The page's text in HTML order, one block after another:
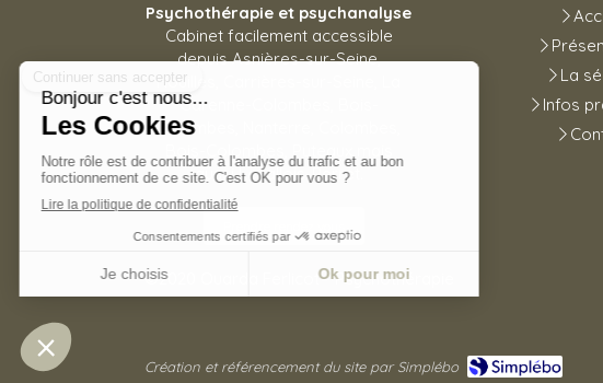
Psychothérapie et psychanalyse
Cabinet facilement accessible
depuis Asnières-sur-Seine,
Houilles, Carrières-sur-Seine, La
Garenne-Colombes, Bois-
Colombes, Nanterre, Colombes,
aussi Levallois-Perret.
La
Infos
©2020 Ouarda Ferlicot - Psychothérapie
Création et référencement du site par Simplébo